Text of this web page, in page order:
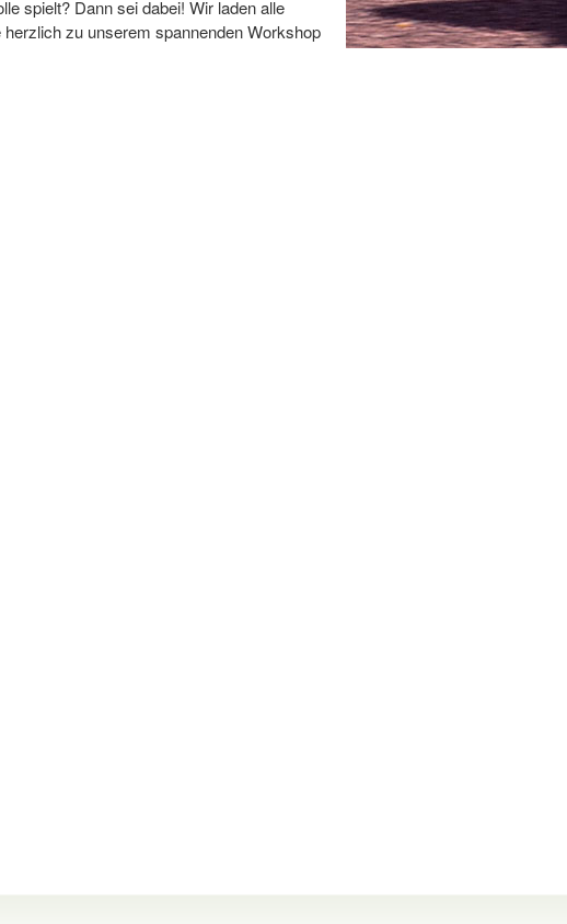
spielt? Dann sei dabei! Wir laden alle
zu unserem spannenden Workshop